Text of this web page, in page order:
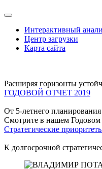
Интерактивный
Центр загрузки
Карта сайта
Расширяя горизонты
ГОДОВОЙ ОТЧЕТ 2019
От 5-летнего планирования
Смотрите в нашем Годовом
Стратегические
К долгосрочной